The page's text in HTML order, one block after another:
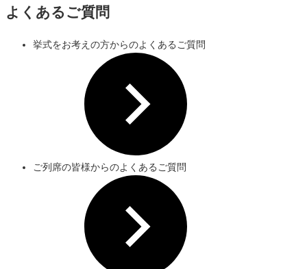
よくあるご質問
挙式をお考えの方からのよくあるご質問
ご列席の皆様からのよくあるご質問